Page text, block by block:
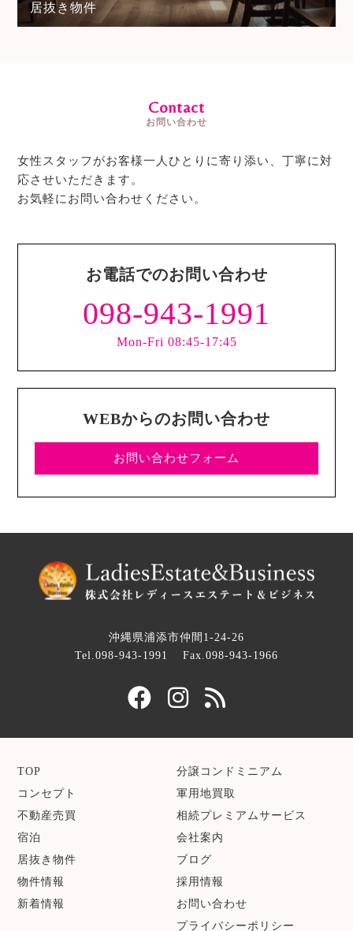
居抜き物件
Contact
お問い合わせ
女性スタッフがお客様一人ひとりに寄り添い、丁寧に対
応させいただきます。
お気軽にお問い合わせください。
お電話でのお問い合わせ
098-943-1991
Mon-Fri 08:45-17:45
WEBからのお問い合わせ
お問い合わせフォーム
沖縄県浦添市仲間1-24-26
Tel.098-943-1991
Fax.098-943-1966
TOP
コンセプト
不動産売買
宿泊
居抜き物件
物件情報
新着情報
分譲コンドミニアム
軍用地買取
相続プレミアムサービス
会社案内
ブログ
採用情報
お問い合わせ
プライバシーポリシー